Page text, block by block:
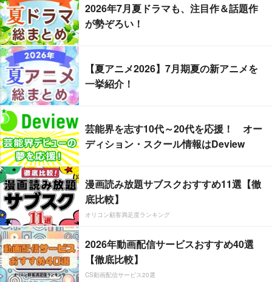
2026年7月夏ドラマも、注目作＆話題作
が勢ぞろい！
【夏アニメ2026】7月期夏の新アニメを
一挙紹介！
芸能界を志す10代～20代を応援！ オー
ディション・スクール情報はDeview
漫画読み放題サブスクおすすめ11選【徹
底比較】
オリコン顧客満足度ランキング
2026年動画配信サービスおすすめ40選
【徹底比較】
CS動画配信サービス20選